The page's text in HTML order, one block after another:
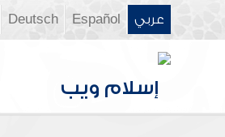
عربي Español
Deutsch